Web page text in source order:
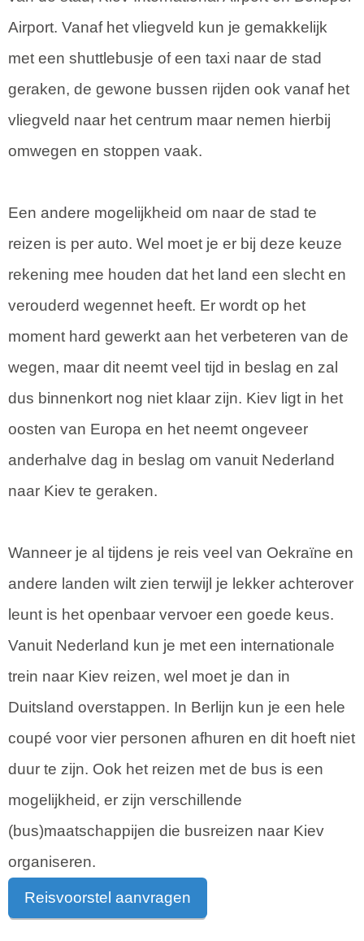
Airport. Vanaf het vliegveld kun je gemakkelijk
met een shuttlebusje of een taxi naar de stad
geraken, de gewone bussen rijden ook vanaf het
vliegveld naar het centrum maar nemen hierbij
omwegen en stoppen vaak.
Een andere mogelijkheid om naar de stad te
reizen is per auto. Wel moet je er bij deze keuze
rekening mee houden dat het land een slecht en
verouderd wegennet heeft. Er wordt op het
moment hard gewerkt aan het verbeteren van de
wegen, maar dit neemt veel tijd in beslag en zal
dus binnenkort nog niet klaar zijn. Kiev ligt in het
oosten van Europa en het neemt ongeveer
anderhalve dag in beslag om vanuit Nederland
naar Kiev te geraken.
Wanneer je al tijdens je reis veel van Oekraïne en
andere landen wilt zien terwijl je lekker achterover
leunt is het openbaar vervoer een goede keus.
Vanuit Nederland kun je met een internationale
trein naar Kiev reizen, wel moet je dan in
Duitsland overstappen. In Berlijn kun je een hele
coupé voor vier personen afhuren en dit hoeft niet
duur te zijn. Ook het reizen met de bus is een
mogelijkheid, er zijn verschillende
(bus)maatschappijen die busreizen naar Kiev
organiseren.
Reisvoorstel aanvragen